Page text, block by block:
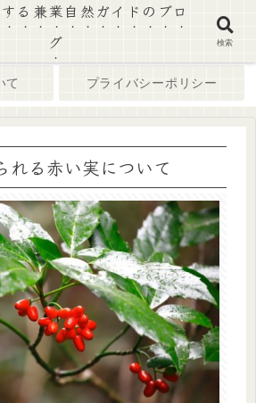
て プライバシーポリシー
れる赤い実について
る兼業自然ガイドのブロ
グ
検索